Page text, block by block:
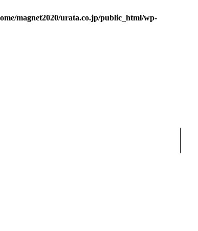
magnet2020/urata.co.jp/public_html/wp-